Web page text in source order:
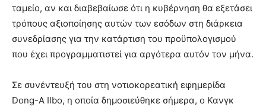
ταμείο, αν και διαβεβαίωσε ότι η κυβέρνηση θα εξετάσει
τρόπους αξιοποίησης αυτών των εσόδων στη διάρκεια
συνεδρίασης για την κατάρτιση του προϋπολογισμού
που έχει προγραμματιστεί για αργότερα αυτόν τον μήνα.
Σε συνέντευξή του στη νοτιοκορεατική εφημερίδα
Dong-A Ilbo, η οποία δημοσιεύθηκε σήμερα, ο Κανγκ